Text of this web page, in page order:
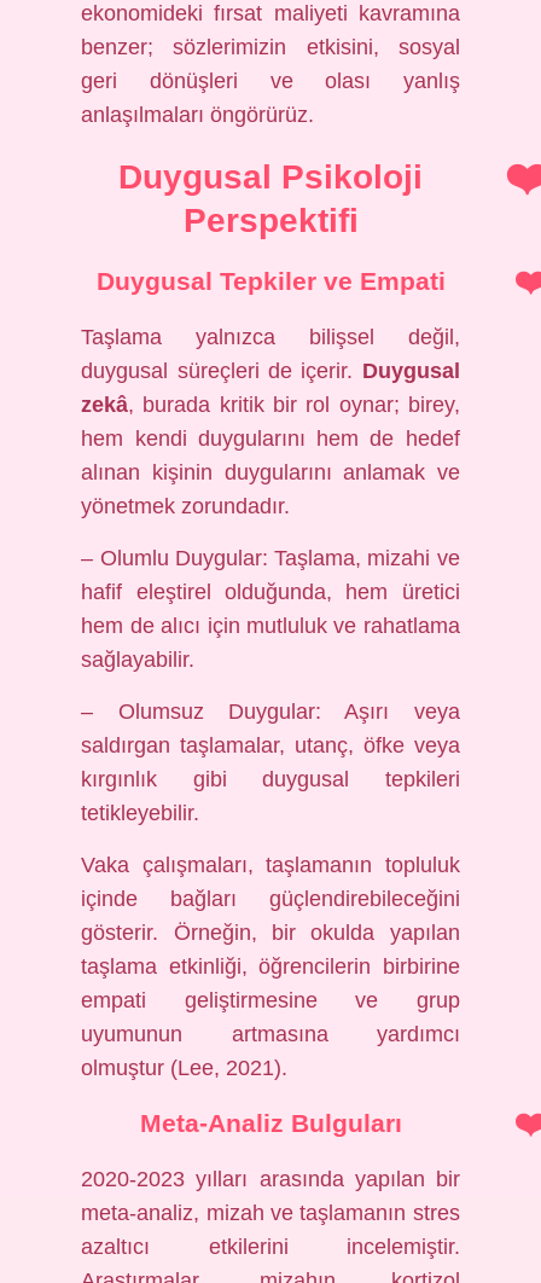
ekonomideki fırsat maliyeti kavramına
benzer; sözlerimizin etkisini, sosyal
geri dönüşleri ve olası yanlış
anlaşılmaları öngörürüz.
Duygusal Psikoloji
Perspektifi
Duygusal Tepkiler ve Empati
Taşlama yalnızca bilişsel değil,
duygusal süreçleri de içerir. Duygusal
zekâ, burada kritik bir rol oynar; birey,
hem kendi duygularını hem de hedef
alınan kişinin duygularını anlamak ve
yönetmek zorundadır.
– Olumlu Duygular: Taşlama, mizahi ve
hafif eleştirel olduğunda, hem üretici
hem de alıcı için mutluluk ve rahatlama
sağlayabilir.
– Olumsuz Duygular: Aşırı veya
saldırgan taşlamalar, utanç, öfke veya
kırgınlık gibi duygusal tepkileri
tetikleyebilir.
Vaka çalışmaları, taşlamanın topluluk
içinde bağları güçlendirebileceğini
gösterir. Örneğin, bir okulda yapılan
taşlama etkinliği, öğrencilerin birbirine
empati geliştirmesine ve grup
uyumunun artmasına yardımcı
olmuştur (Lee, 2021).
Meta-Analiz Bulguları
2020-2023 yılları arasında yapılan bir
meta-analiz, mizah ve taşlamanın stres
azaltıcı etkilerini incelemiştir.